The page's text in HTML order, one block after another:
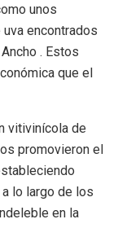
unos
encontrados
. Estos
que el
vitivinícola de
promovieron el
lo largo de los
en la